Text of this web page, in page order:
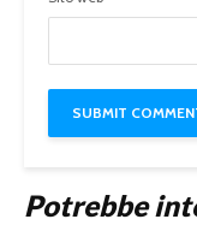
Potrebbe